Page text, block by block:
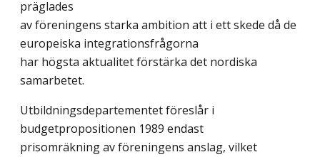
präglades
av föreningens starka ambition att i ett skede då de
europeiska integrationsfrågorna
har högsta aktualitet förstärka det nordiska
samarbetet.
Utbildningsdepartementet föreslår i
budgetpropositionen 1989 endast
prisomräkning av föreningens anslag, vilket